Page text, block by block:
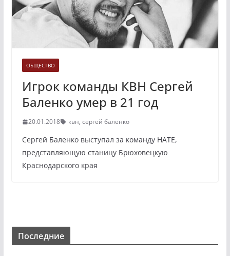
ОБЩЕСТВО
Игрок команды КВН Сергей
Баленко умер в 21 год
20.01.2018 квн, сергей баленко
Сергей Баленко выступал за команду НАТЕ,
представляющую станицу Брюховецкую
Краснодарского края
Последние